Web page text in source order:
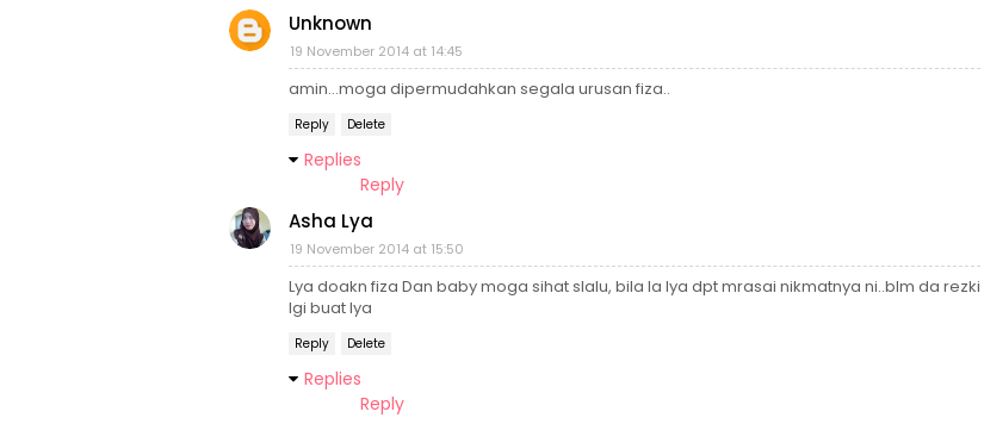
Unknown
19 November 2014 at 14:45
amin...moga dipermudahkan segala urusan fiza..
Reply Delete
Replies
Reply
Asha Lya
19 November 2014 at 15:50
Lya doakn fiza Dan baby moga sihat slalu, bila la lya dpt mrasai nikmatnya ni..blm da rezki
lgi buat lya
Reply Delete
Replies
Reply